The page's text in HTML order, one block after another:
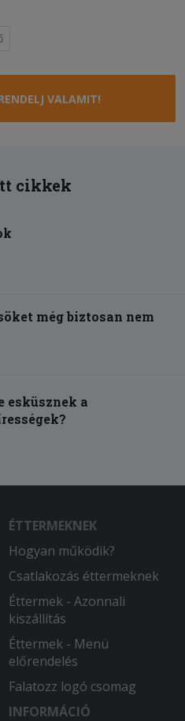
VALAMIT!
cikkek
még biztosan nem
esküsznek a
ÉTTERMEKNEK
Hogyan működik?
Csatlakozás éttermeknek
Éttermek - Azonnali
kiszállítás
Éttermek - Menü
előrendelés
Falatozz logó csomag
INFORMÁCIÓ